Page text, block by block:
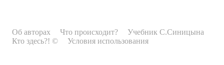
Об авторах Что происходит?
Учебник С.Синицына
Кто здесь?! ©
Условия использования